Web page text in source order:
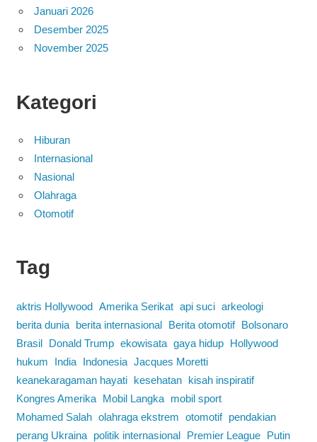
Januari 2026
Desember 2025
November 2025
Kategori
Hiburan
Internasional
Nasional
Olahraga
Otomotif
Tag
aktris Hollywood Amerika Serikat api suci arkeologi
berita dunia
berita internasional Berita otomotif
Bolsonaro
Brasil
Donald Trump ekowisata gaya hidup
Hollywood
hukum
India Indonesia Jacques Moretti
keanekaragaman hayati
kesehatan
kisah inspiratif
Kongres Amerika
Mobil Langka
mobil sport
Mohamed Salah olahraga ekstrem otomotif
pendakian
perang Ukraina
politik internasional Premier League Putin